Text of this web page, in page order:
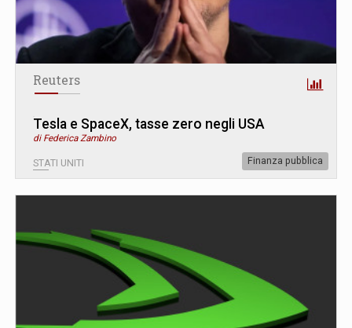
Reuters
Tesla e SpaceX, tasse zero negli USA
di Federica Zambino
STATI UNITI Finanza pubblica